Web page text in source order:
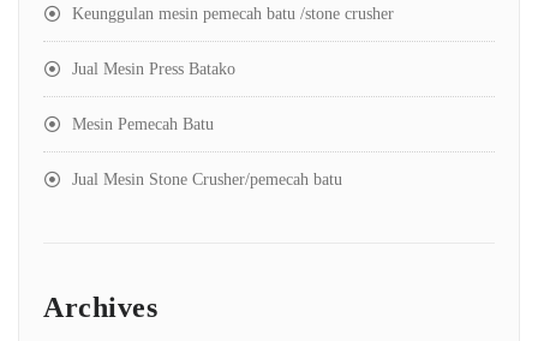
Keunggulan mesin pemecah batu /stone crusher
Jual Mesin Press Batako
Mesin Pemecah Batu
Jual Mesin Stone Crusher/pemecah batu
Archives